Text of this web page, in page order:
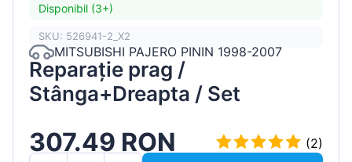
Disponibil (3+)
SKU: 526941-2_X2
MITSUBISHI PAJERO PININ 1998-2007
Reparație prag /
Stânga+Dreapta / Set
307.49 RON (2)